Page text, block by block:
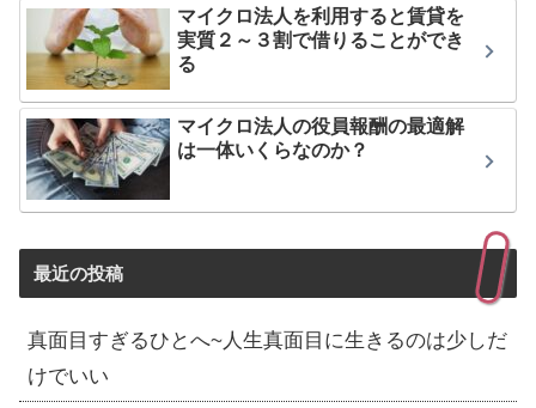
マイクロ法人を利用すると賃貸を
実質２～３割で借りることができ
る
マイクロ法人の役員報酬の最適解
は一体いくらなのか？
最近の投稿
真面目すぎるひとへ~人生真面目に生きるのは少しだ
けでいい